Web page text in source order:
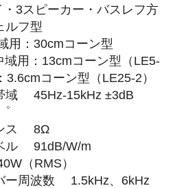
・3スピーカー・バスレフ方
ルフ型
用：30cmコーン型
域用：13cmコーン型（LE5-
3.6cmコーン型（LE25-2）
域 45Hz-15kHz ±3dB
ンス 8Ω
ル 91dB/W/m
（RMS）
ー周波数 1.5kHz、6kHz